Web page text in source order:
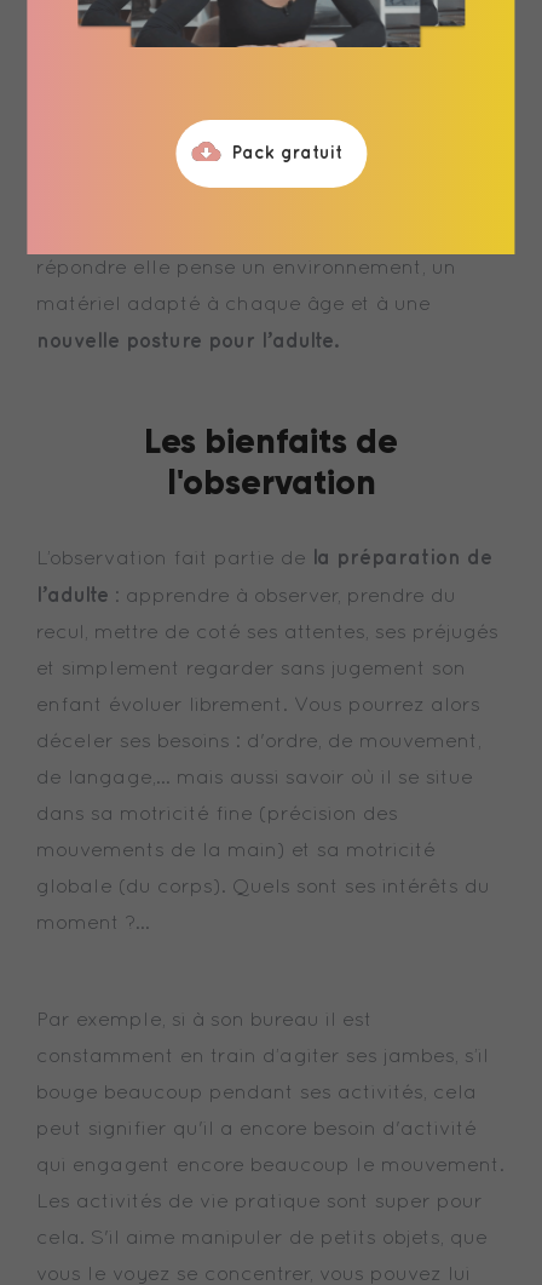
L’observation
est la clé de voute de la
pédagogie Montessori. C’est grâce à ses
les périodes sensibles de l’enfant, sa capacité
à se concentrer et la construction psychique
répondre elle pense un environnement, un
matériel adapté à chaque âge et à une
nouvelle posture pour l’adulte.
Les bienfaits de
l'observation
L’observation fait partie de la préparation de
l’adulte : apprendre à observer, prendre du
recul, mettre de coté ses attentes, ses préjugés
et simplement regarder sans jugement son
enfant évoluer librement. Vous pourrez alors
déceler ses besoins : d'ordre, de mouvement,
de langage,… mais aussi savoir où il se situe
dans sa motricité fine (précision des
mouvements de la main) et sa motricité
globale (du corps). Quels sont ses intérêts du
moment ?...
Par exemple, si à son bureau il est
constamment en train d’agiter ses jambes, s’il
bouge beaucoup pendant ses activités, cela
peut signifier qu'il a encore besoin d'activité
qui engagent encore beaucoup le mouvement.
Les activités de vie pratique sont super pour
cela. S'il aime manipuler de petits objets, que
vous le voyez se concentrer, vous pouvez lui
Pack gratuit